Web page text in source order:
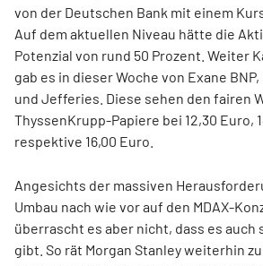
von der Deutschen Bank mit einem
Auf dem aktuellen Niveau hätte die
Potenzial von rund 50 Prozent. Weiter
gab es in dieser Woche von Exane
und Jefferies. Diese sehen den fairen
ThyssenKrupp-Papiere bei 12,30 Euro,
respektive 16,00 Euro.
Angesichts der massiven
Umbau nach wie vor auf den MDAX-
überrascht es aber nicht, dass es auch
gibt. So rät Morgan Stanley weiterhin